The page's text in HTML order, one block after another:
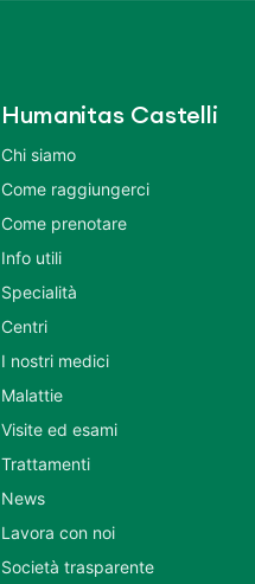
Humanitas Castelli
Chi siamo
Come raggiungerci
Come prenotare
Info utili
Specialità
Centri
I nostri medici
Malattie
Visite ed esami
Trattamenti
News
Lavora con noi
Società trasparente